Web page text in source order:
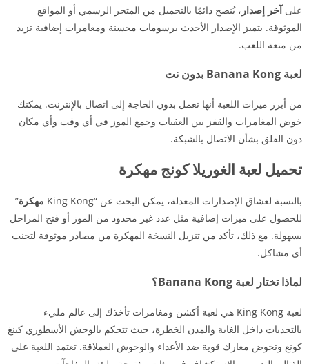
علىآخر إصدار ، يُنصح دائمًا بالتحميل من المتجر الرسمي أو المواقع
الموثوقة. يتميز الإصدار الأحدث برسومات محسنة ومغامرات إضافية تزيد
من متعة اللعب.
لعبة Banana Kong بدون نت
من أبرز ميزات اللعبة أنها تعمل بدون الحاجة إلى اتصال بالإنترنت. يمكنك
خوض المغامرات والقفز بين العقبات وجمع الموز في أي وقت وأي مكان
دون القلق بشأن الاتصال بالشبكة.
تحميل لعبة الغوريلا كونج مهكرة
بالنسبة لعشاق الإصدارات المعدلة، يمكن البحث عن “King Kong مهكرة”
للحصول على ميزات إضافية مثل عدد غير محدود من الموز أو فتح المراحل
بسهولة. مع ذلك، تأكد من تنزيل النسخة المهكرة من مصادر موثوقة لتجنب
أي مشاكل.
لماذا تختار لعبة Banana Kong؟
لعبة King Kong هي لعبة أكشن ومغامرات تأخذك إلى عالم مليء
بالتحديات داخل الغابة والمدن الخطرة، حيث تتحكم بالوحش الأسطوري كينغ
كونغ وتخوض معارك قوية ضد الأعداء والوحوش العملاقة. تعتمد اللعبة على